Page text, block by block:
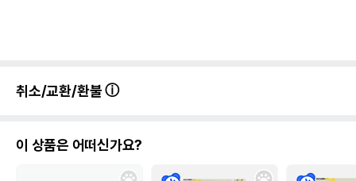
수입자를 함께 표기
전화번호
유통기한이 최소 2026.12.05이거나 그
취소/교환/환불
이 상품은 어떠신가요?